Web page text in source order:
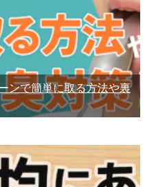
ンで簡単に取る方法や裏